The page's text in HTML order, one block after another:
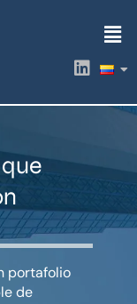
L
i
k
i
portafolio
de